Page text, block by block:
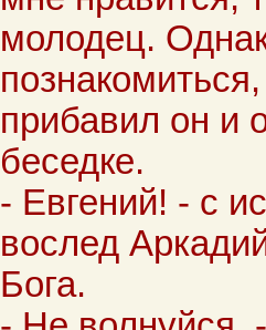
молодец.
прибавил он и
беседке.
- Евгений! - с
вослед
Бога.